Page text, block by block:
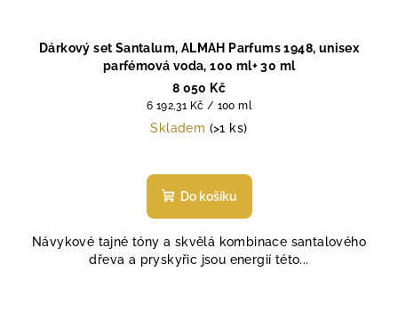
Dárkový set Santalum, ALMAH Parfums 1948, unisex
parfémová voda, 100 ml+ 30 ml
8 050 Kč
Měrná
cena:
6 192,31 Kč / 100 ml
Skladem (>1 ks)
Do košíku
Návykové tajné tóny a skvělá kombinace santalového
dřeva a pryskyřic jsou energií této...